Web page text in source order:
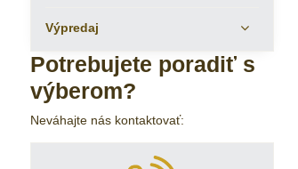
Výpredaj
Potrebujete poradiť s
výberom?
Neváhajte nás kontaktovať: